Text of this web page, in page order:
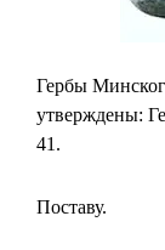
Гербы
утверждены:
41.
Поставу.